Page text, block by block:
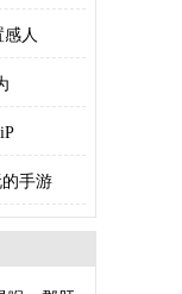
人
手游